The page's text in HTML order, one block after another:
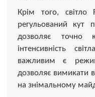
Крім того, світло
регульований
дозволяє точно
інтенсивність
важливим є
дозволяє вимикати
на знімальному